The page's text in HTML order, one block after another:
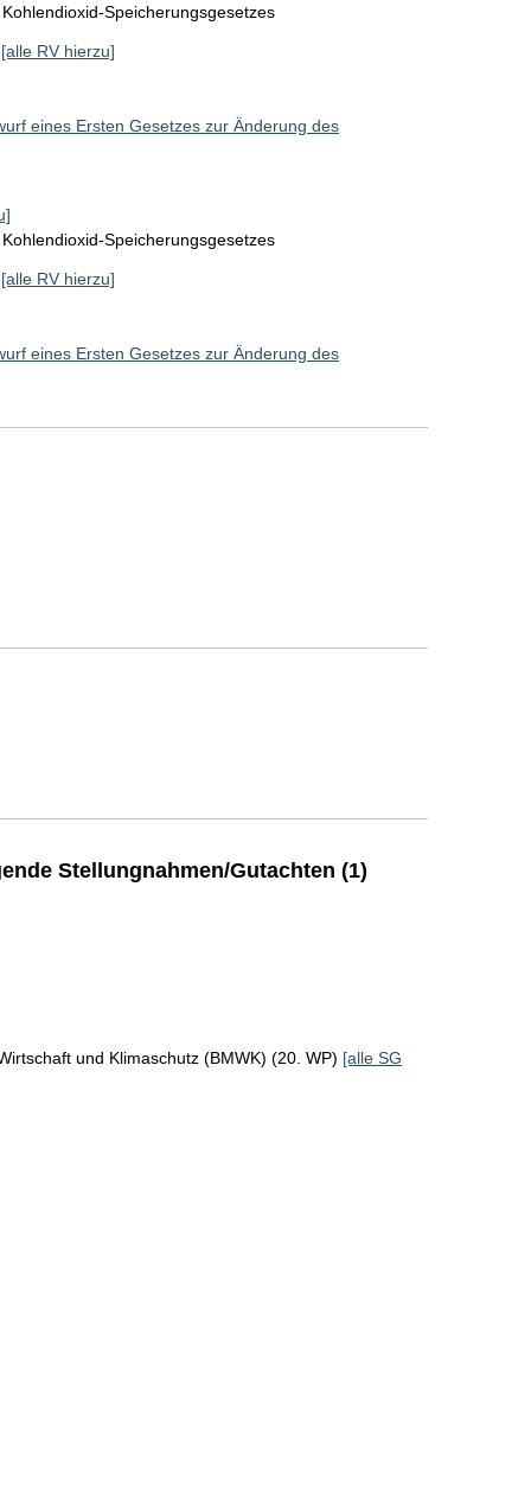
Speicherungsgesetzes
[alle RV hierzu]
eines Ersten Gesetzes zur Änderung des
Speicherungsgesetzes
[alle RV hierzu]
eines Ersten Gesetzes zur Änderung des
Stellungnahmen/Gutachten (1)
und Klimaschutz (BMWK) (20. WP) [alle SG